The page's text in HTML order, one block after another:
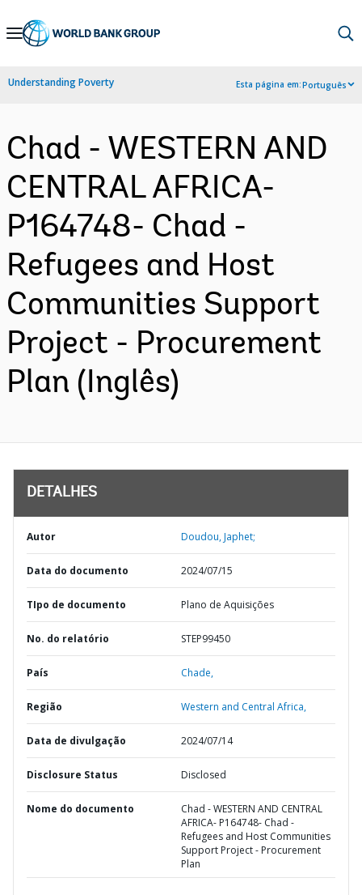
Skip
Navigation
Understanding Poverty Esta página em:Português
Chad - WESTERN AND
CENTRAL AFRICA-
P164748- Chad -
Refugees and Host
Communities Support
Project - Procurement
Plan (Inglês)
DETALHES
Autor Doudou, Japhet;
Data do documento 2024/07/15
TIpo de documento Plano de Aquisições
No. do relatório STEP99450
País Chade,
Região Western and Central Africa,
Data de divulgação 2024/07/14
Disclosure Status Disclosed
Nome do documento
Chad - WESTERN AND CENTRAL
AFRICA- P164748- Chad -
Refugees and Host Communities
Support Project - Procurement
Plan